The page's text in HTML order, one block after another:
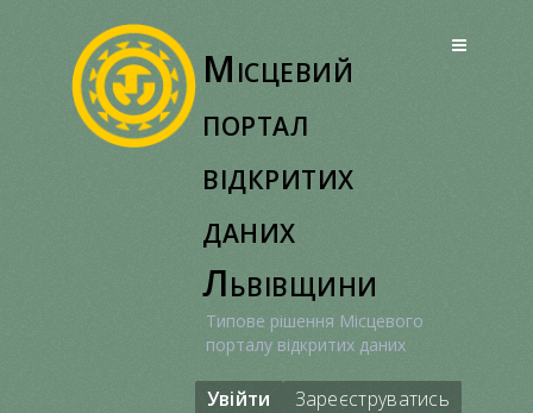
Місцевий
портал
відкритих
даних
Львівщини
Типове рішення Місцевого
порталу відкритих даних
Увійти Зареєструватись